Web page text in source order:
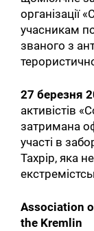
організації
учасникам
званого з
27 березня
активістів
затримана
участі в
Тахрір, яка
Association
the Kremlin